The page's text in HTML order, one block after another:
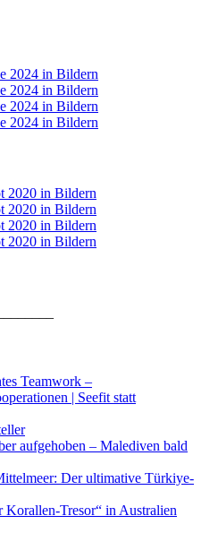
Teamwork –
| Seefit statt
aufgehoben – Malediven bald
Der ultimative Türkiye-
Korallen-Tresor“ in Australien